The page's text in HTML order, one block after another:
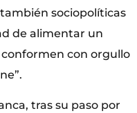
sociopolíticas
de alimentar un
con orgullo
tras su paso por